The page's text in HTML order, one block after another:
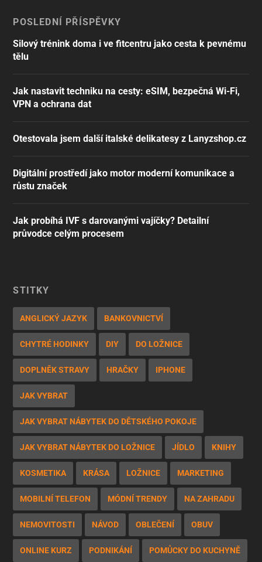
POSLEDNÍ PŘÍSPĚVKY
Silový trénink doma i ve fitcentru jako cesta k pevnému
tělu
Jak nastavit techniku na cesty: eSIM, bezpečná Wi-Fi,
VPN a ochrana dat
Otestovala jsem další italské delikatesy z Lanyzshop.cz
Digitální prostředí jako motor moderní komunikace a
růstu značek
Jak probíhá IVF s darovanými vajíčky? Detailní
průvodce celým procesem
ŠTÍTKY
ANGLICKÝ JAZYK BANKOVNICTVÍ
CHYTRÉ HODINKY DIY DO LOŽNICE
DOPLNĚK STRAVY HRAČKY IPHONE
JAK VYBRAT
JAK VYBRAT NÁBYTEK DO DĚTSKÉHO POKOJE
JAK VYBRAT NÁBYTEK DO LOŽNICE JÍDLO KNIHY
KOSMETIKA KRÁSA LOŽNICE MARKETING
MOBILNÍ TELEFON MÓDNÍ TRENDY NA ZAHRADU
NEMOVITOSTI NÁVOD OBLEČENÍ OBUV
ONLINE KURZ PODNIKÁNÍ POMŮCKY DO KUCHYNĚ